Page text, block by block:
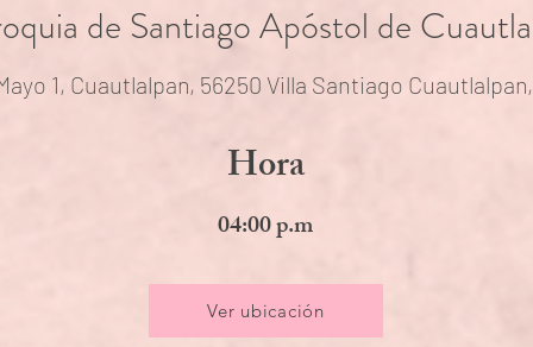
de Santiago Apóstol de
1, Cuautlalpan, 56250 Villa Santiago
Hora
04:00 p.m
Ver ubicación